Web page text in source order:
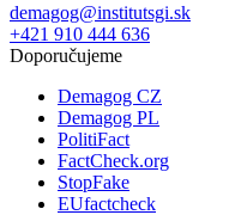
demagog@institutsgi.sk
+421 910 444 636
Doporučujeme
Demagog CZ
Demagog PL
PolitiFact
FactCheck.org
StopFake
EUfactcheck